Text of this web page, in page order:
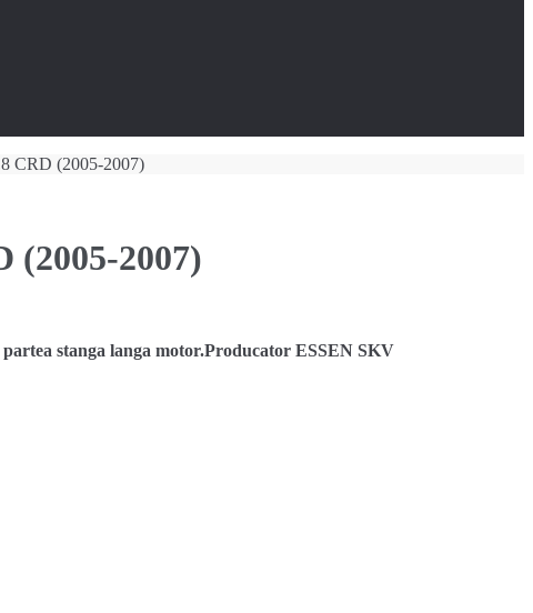
CRD (2005-2007)
(2005-2007)
stanga langa motor.Producator ESSEN SKV